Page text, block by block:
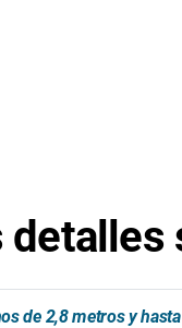
de 2,8 metros y